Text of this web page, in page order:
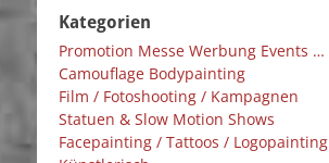
Kategorien
Promotion Messe Werbung Events …
Camouflage Bodypainting
Film / Fotoshooting / Kampagnen
Statuen & Slow Motion Shows
Facepainting / Tattoos / Logopainting